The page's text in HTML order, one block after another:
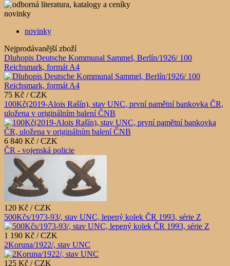
novinky
novinky
Nejprodávanější zboží
Dluhopis Deutsche Kommunal Sammel, Berlín/1926/ 100
Reichsmark, formát A4
75 Kč / CZK
100Kč(2019-Alois Rašín), stav UNC, první pamětní bankovka ČR,
uložena v originálním balení ČNB
6 840 Kč / CZK
ČR - vojenská policie
120 Kč / CZK
500Kčs/1973-93/, stav UNC, lepený kolek ČR 1993, série Z
1 190 Kč / CZK
2Koruna/1922/, stav UNC
125 Kč / CZK